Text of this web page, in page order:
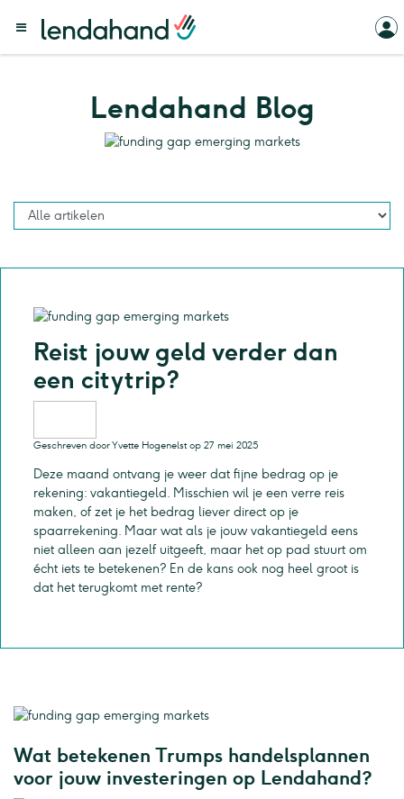
Lendahand Blog
Reist jouw geld verder dan
een citytrip?
Geschreven door Yvette Hogenelst op 27 mei 2025
Deze maand ontvang je weer dat fijne bedrag op je
rekening: vakantiegeld. Misschien wil je een verre reis
maken, of zet je het bedrag liever direct op je
spaarrekening. Maar wat als je jouw vakantiegeld eens
niet alleen aan jezelf uitgeeft, maar het op pad stuurt om
écht iets te betekenen? En de kans ook nog heel groot is
dat het terugkomt met rente?
Wat betekenen Trumps handelsplannen
voor jouw investeringen op Lendahand?